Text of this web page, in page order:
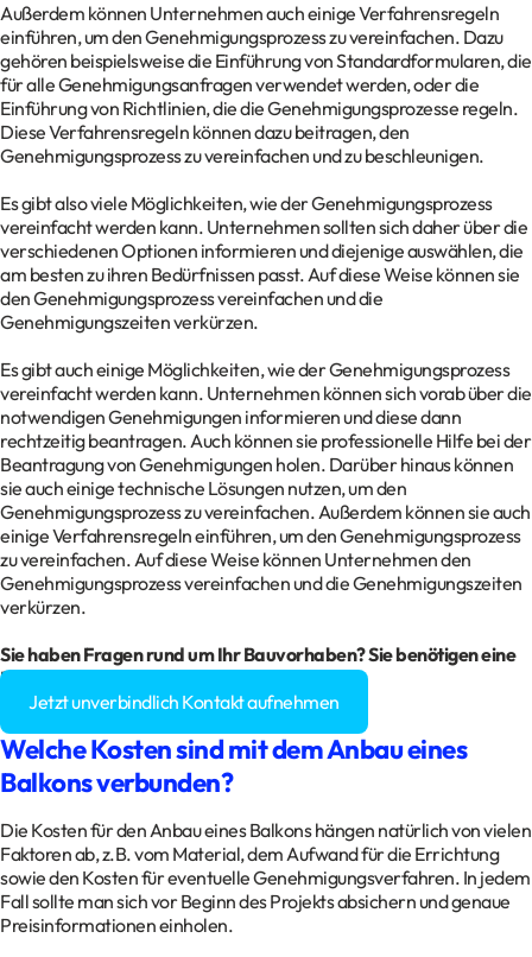
Außerdem können Unternehmen auch einige Verfahrensregeln
einführen, um den Genehmigungsprozess zu vereinfachen. Dazu
gehören beispielsweise die Einführung von Standardformularen, die
für alle Genehmigungsanfragen verwendet werden, oder die
Einführung von Richtlinien, die die Genehmigungsprozesse regeln.
Diese Verfahrensregeln können dazu beitragen, den
Genehmigungsprozess zu vereinfachen und zu beschleunigen.
Es gibt also viele Möglichkeiten, wie der Genehmigungsprozess
vereinfacht werden kann. Unternehmen sollten sich daher über die
verschiedenen Optionen informieren und diejenige auswählen, die
am besten zu ihren Bedürfnissen passt. Auf diese Weise können sie
den Genehmigungsprozess vereinfachen und die
Genehmigungszeiten verkürzen.
Es gibt auch einige Möglichkeiten, wie der Genehmigungsprozess
vereinfacht werden kann. Unternehmen können sich vorab über die
notwendigen Genehmigungen informieren und diese dann
rechtzeitig beantragen. Auch können sie professionelle Hilfe bei der
Beantragung von Genehmigungen holen. Darüber hinaus können
sie auch einige technische Lösungen nutzen, um den
Genehmigungsprozess zu vereinfachen. Außerdem können sie auch
einige Verfahrensregeln einführen, um den Genehmigungsprozess
zu vereinfachen. Auf diese Weise können Unternehmen den
Genehmigungsprozess vereinfachen und die Genehmigungszeiten
verkürzen.
Sie haben Fragen rund um Ihr Bauvorhaben? Sie benötigen eine
Baugenehmigung?
Jetzt unverbindlich Kontakt aufnehmen
Welche Kosten sind mit dem Anbau eines
Balkons verbunden?
Die Kosten für den Anbau eines Balkons hängen natürlich von vielen
Faktoren ab, z.B. vom Material, dem Aufwand für die Errichtung
sowie den Kosten für eventuelle Genehmigungsverfahren. In jedem
Fall sollte man sich vor Beginn des Projekts absichern und genaue
Preisinformationen einholen.